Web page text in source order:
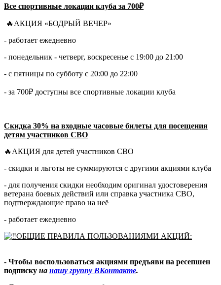
Все спортивные локации клуба за 700₽
🔥АКЦИЯ «БОДРЫЙ ВЕЧЕР»
- работает ежедневно
- понедельник - четверг, воскресенье с 19:00 до 21:00
- с пятницы по субботу с 20:00 до 22:00
- за 700₽ доступны все спортивные локации клуба
Скидка 30% на входные часовые билеты для посещения
детям участников СВО
🔥АКЦИЯ для детей участников СВО
- скидки и льготы не суммируются с другими акциями клуба
- для получения скидки необходим оригинал удостоверения
ветерана боевых действий или справка участника СВО,
подтверждающие право на неё
- работает ежедневно
ОБЩИЕ ПРАВИЛА ПОЛЬЗОВАНИЯМИ АКЦИЙ:
- Чтобы воспользоваться акциями предъяви на ресепшен
подписку на нашу группу ВКонтакте.